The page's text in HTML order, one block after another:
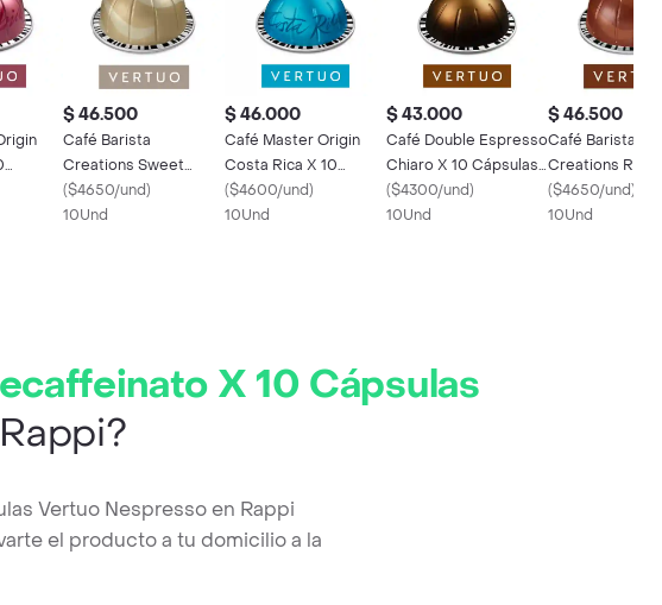
$ 46.500
Café Barista
Creations Sweet
Vanilla X 10 Cápsulas
Vertuo Nespresso
($4650/und)
10Und
$ 46.000
Café Master Origin
Costa Rica X 10
Cápsulas Vertuo
Nespresso
($4600/und)
10Und
$ 43.000
Café Double Espresso
Chiaro X 10 Cápsulas
Vertuo Nespresso
($4300/und)
10Und
$ 46.500
Café Barista
Creations
Hazelnut X 10
Cápsulas
($4650/und)
10Und
X 10 Cápsulas
Vertuo Nespresso en Rappi
el producto a tu domicilio a la